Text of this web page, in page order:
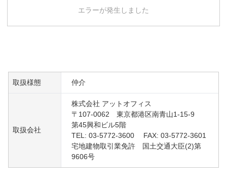
エラーが発生しました
取扱様態 仲介
取扱会社
株式会社 アットオフィス
〒107-0062 東京都港区南青山1-15-9
第45興和ビル5階
TEL: 03-5772-3600 FAX: 03-5772-3601
宅地建物取引業免許 国土交通大臣(2)第
9606号